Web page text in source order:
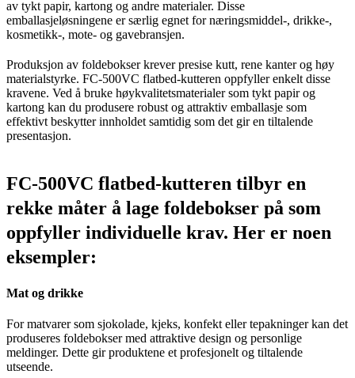
av tykt papir, kartong og andre materialer. Disse
emballasjeløsningene er særlig egnet for næringsmiddel-, drikke-,
kosmetikk-, mote- og gavebransjen.
Produksjon av foldebokser krever presise kutt, rene kanter og høy
materialstyrke. FC-500VC flatbed-kutteren oppfyller enkelt disse
kravene. Ved å bruke høykvalitetsmaterialer som tykt papir og
kartong kan du produsere robust og attraktiv emballasje som
effektivt beskytter innholdet samtidig som det gir en tiltalende
presentasjon.
FC-500VC flatbed-kutteren tilbyr en
rekke måter å lage foldebokser på som
oppfyller individuelle krav. Her er noen
eksempler:
Mat og drikke
For matvarer som sjokolade, kjeks, konfekt eller tepakninger kan det
produseres foldebokser med attraktive design og personlige
meldinger. Dette gir produktene et profesjonelt og tiltalende
utseende.